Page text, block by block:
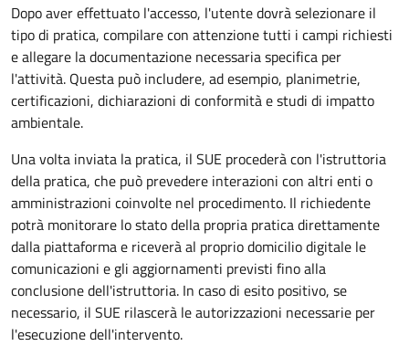
Dopo aver effettuato l'accesso, l'utente dovrà selezionare il
tipo di pratica, compilare con attenzione tutti i campi richiesti
e allegare la documentazione necessaria specifica per
l'attività. Questa può includere, ad esempio, planimetrie,
certificazioni, dichiarazioni di conformità e studi di impatto
ambientale.
Una volta inviata la pratica, il SUE procederà con l'istruttoria
della pratica, che può prevedere interazioni con altri enti o
amministrazioni coinvolte nel procedimento. Il richiedente
potrà monitorare lo stato della propria pratica direttamente
dalla piattaforma e riceverà al proprio domicilio digitale le
comunicazioni e gli aggiornamenti previsti fino alla
conclusione dell'istruttoria. In caso di esito positivo, se
necessario, il SUE rilascerà le autorizzazioni necessarie per
l'esecuzione dell'intervento.